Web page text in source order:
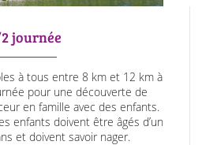
journée
à tous entre 8 km et 12 km à
pour une découverte de
en famille avec des enfants.
enfants doivent être âgés d’un
et doivent savoir nager.